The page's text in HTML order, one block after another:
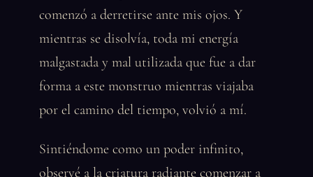
comenzó a derretirse ante mis ojos. Y
mientras se disolvía, toda mi energía
malgastada y mal utilizada que fue a dar
forma a este monstruo mientras viajaba
por el camino del tiempo, volvió a mí.
Sintiéndome como un poder infinito,
observé a la criatura radiante comenzar a